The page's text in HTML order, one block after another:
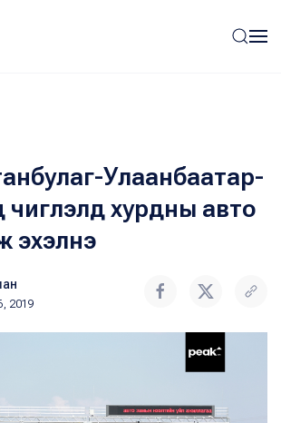
Улаанбаатар-
чиглэлд хурдны авто
эхэлнэ
2019